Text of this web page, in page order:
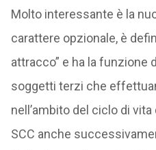
Molto interessante è la
carattere opzionale, è
attracco” e ha la funzione
soggetti terzi che
nell’ambito del ciclo di
SCC anche